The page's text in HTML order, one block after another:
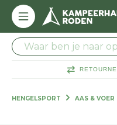
HENGELSPORT AAS & VOER